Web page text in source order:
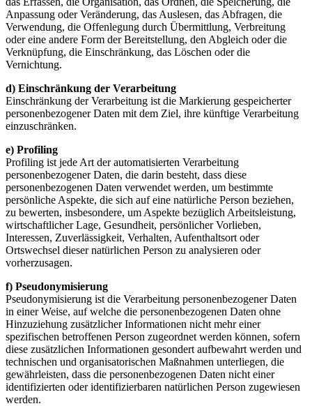
Anpassung oder Veränderung, das Auslesen, das Abfragen, die
Verwendung, die Offenlegung durch Übermittlung, Verbreitung
oder eine andere Form der Bereitstellung, den Abgleich oder die
Verknüpfung, die Einschränkung, das Löschen oder die
Vernichtung.
d) Einschränkung der Verarbeitung
Einschränkung der Verarbeitung ist die Markierung gespeicherter
personenbezogener Daten mit dem Ziel, ihre künftige Verarbeitung
einzuschränken.
e) Profiling
Profiling ist jede Art der automatisierten Verarbeitung
personenbezogener Daten, die darin besteht, dass diese
personenbezogenen Daten verwendet werden, um bestimmte
persönliche Aspekte, die sich auf eine natürliche Person beziehen,
zu bewerten, insbesondere, um Aspekte bezüglich Arbeitsleistung,
wirtschaftlicher Lage, Gesundheit, persönlicher Vorlieben,
Interessen, Zuverlässigkeit, Verhalten, Aufenthaltsort oder
Ortswechsel dieser natürlichen Person zu analysieren oder
vorherzusagen.
f) Pseudonymisierung
Pseudonymisierung ist die Verarbeitung personenbezogener Daten
in einer Weise, auf welche die personenbezogenen Daten ohne
Hinzuziehung zusätzlicher Informationen nicht mehr einer
spezifischen betroffenen Person zugeordnet werden können, sofern
diese zusätzlichen Informationen gesondert aufbewahrt werden und
technischen und organisatorischen Maßnahmen unterliegen, die
gewährleisten, dass die personenbezogenen Daten nicht einer
identifizierten oder identifizierbaren natürlichen Person zugewiesen
werden.